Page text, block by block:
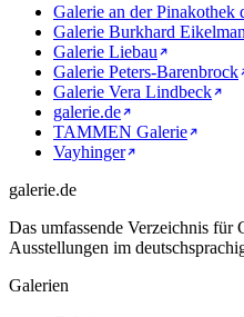
Galerie an der Pinakothek
Galerie Burkhard
Galerie Liebau
Galerie Peters-Barenbrock
Galerie Vera Lindbeck
galerie.de
TAMMEN Galerie
Vayhinger
galerie.de
Das umfassende Verzeichnis für
Ausstellungen im
Galerien